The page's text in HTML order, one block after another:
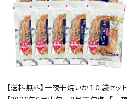
【送料無料】一夜干焼いか１０袋セット